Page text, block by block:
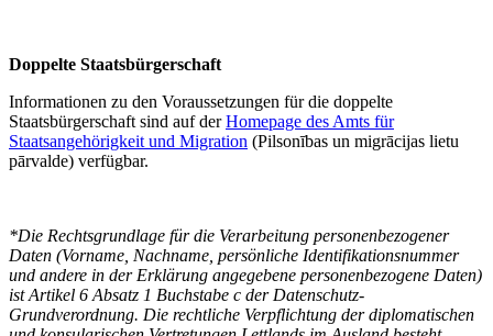
Doppelte Staatsbürgerschaft
Informationen zu den Voraussetzungen für die doppelte
Staatsbürgerschaft sind auf derHomepage des Amts für
Staatsangehörigkeit und Migration (Pilsonības un migrācijas lietu
pārvalde) verfügbar.
*Die Rechtsgrundlage für die Verarbeitung personenbezogener
Daten (Vorname, Nachname, persönliche Identifikationsnummer
und andere in der Erklärung angegebene personenbezogene Daten)
ist Artikel 6 Absatz 1 Buchstabe c der Datenschutz-
Grundverordnung. Die rechtliche Verpflichtung der diplomatischen